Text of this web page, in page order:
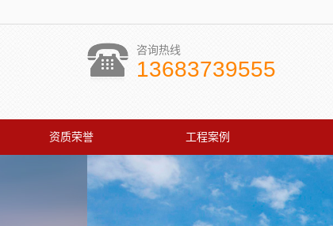
咨询热线
13683739555
资质荣誉 工程案例